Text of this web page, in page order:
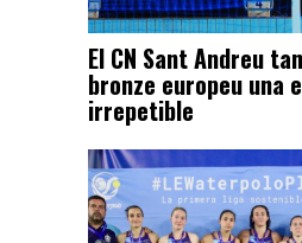
El CN Sant Andreu
bronze europeu una
irrepetible